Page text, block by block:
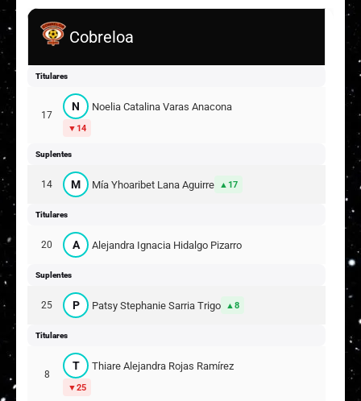
Cobreloa
Titulares
17
N Noelia Catalina Varas Anacona
14
Suplentes
14 M Mía Yhoaribet Lana Aguirre 17
Titulares
20 A Alejandra Ignacia Hidalgo Pizarro
Suplentes
25 P Patsy Stephanie Sarria Trigo 8
Titulares
8
T Thiare Alejandra Rojas Ramírez
25